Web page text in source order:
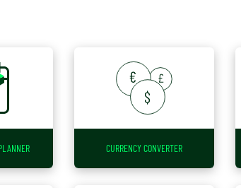
CURRENCY CONVERTER